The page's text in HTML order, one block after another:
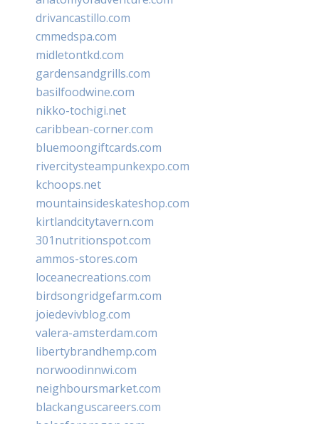
drivancastillo.com
cmmedspa.com
midletontkd.com
gardensandgrills.com
basilfoodwine.com
nikko-tochigi.net
caribbean-corner.com
bluemoongiftcards.com
rivercitysteampunkexpo.com
kchoops.net
mountainsideskateshop.com
kirtlandcitytavern.com
301nutritionspot.com
ammos-stores.com
loceanecreations.com
birdsongridgefarm.com
joiedevivblog.com
valera-amsterdam.com
libertybrandhemp.com
norwoodinnwi.com
neighboursmarket.com
blackanguscareers.com